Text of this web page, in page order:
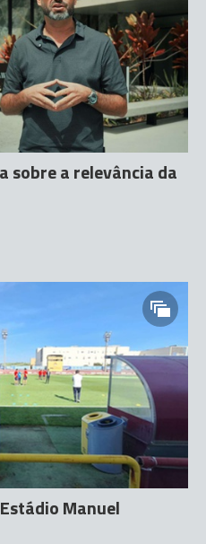
sobre a relevância da
Manuel